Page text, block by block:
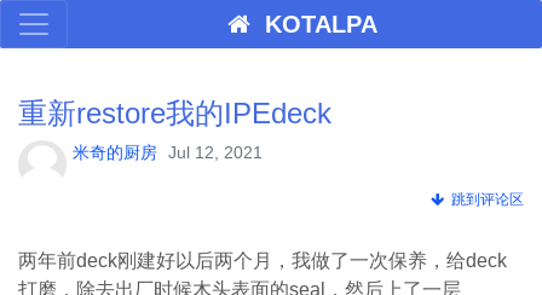
KOTALPA
重新restore我的IPEdeck
米奇的厨房 Jul 12, 2021
跳到评论区
两年前deck刚建好以后两个月，我做了一次保养，给deck
打磨，除去出厂时候木头表面的seal，然后上了一层